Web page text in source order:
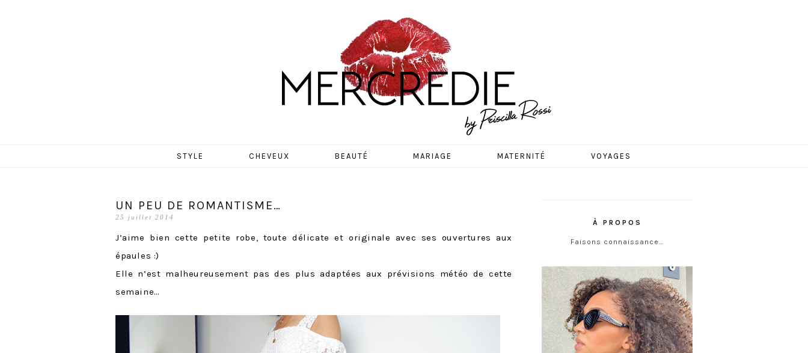
MERCREDIE
STYLE CHEVEUX BEAUTÉ MARIAGE MATERNITÉ VOYAGES
UN PEU DE ROMANTISME…
25 juillet 2014
J’aime bien cette petite robe, toute délicate et originale avec ses ouvertures aux
épaules :)
Elle n’est malheureusement pas des plus adaptées aux prévisions météo de cette
semaine…
À PROPOS
Faisons connaissance…